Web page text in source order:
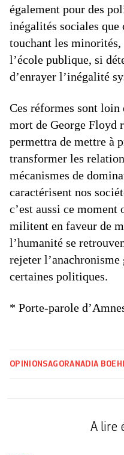
également pour des
inégalités sociales que
touchant les
l’école publique, si
d’enrayer l’inégalité
Ces réformes sont loin
mort de George Floyd
permettra de mettre à
transformer les
mécanismes de
caractérisent nos
c’est aussi ce moment
militent en faveur de
l’humanité se
rejeter
certaines politiques.
* Porte-parole
OPINIONSAGORA NADIA
A lire